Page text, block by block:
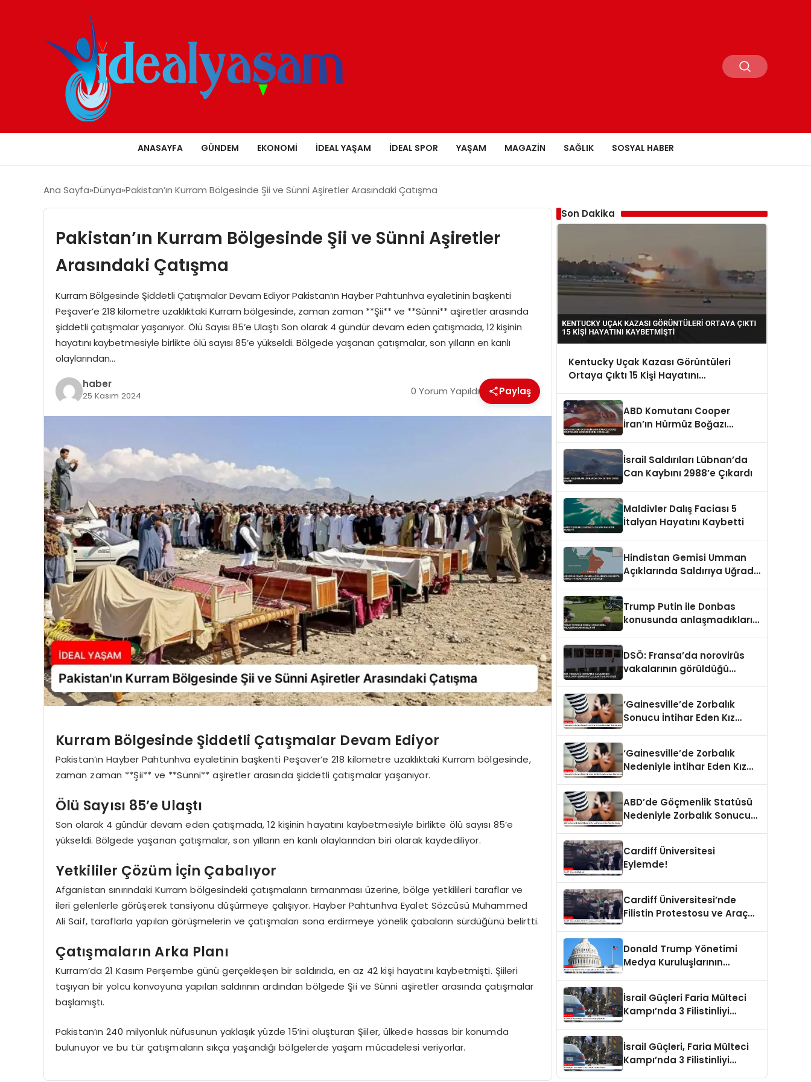
ANASAYFA GÜNDEM EKONOMI İDEAL YAŞAM İDEAL SPOR YAŞAM MAGAZIN SAĞLIK SOSYAL HABER
Ana Sayfa Dünya Pakistan’ın Kurram Bölgesinde Şii ve Sünni Aşiretler Arasındaki Çatışma
Pakistan’ın Kurram Bölgesinde Şii ve Sünni Aşiretler
Arasındaki Çatışma
Kurram Bölgesinde Şiddetli Çatışmalar Devam Ediyor Pakistan’ın Hayber Pahtunhva eyaletinin başkenti
Peşaver’e 218 kilometre uzaklıktaki Kurram bölgesinde, zaman zaman **Şii** ve **Sünni** aşiretler arasında
şiddetli çatışmalar yaşanıyor. Ölü Sayısı 85’e Ulaştı Son olarak 4 gündür devam eden çatışmada, 12 kişinin
hayatını kaybetmesiyle birlikte ölü sayısı 85’e yükseldi. Bölgede yaşanan çatışmalar, son yılların en kanlı
olaylarından…
haber
25 Kasım 2024 0 Yorum Yapıldı Paylaş
Kurram Bölgesinde Şiddetli Çatışmalar Devam Ediyor
Pakistan’ın Hayber Pahtunhva eyaletinin başkenti Peşaver’e 218 kilometre uzaklıktaki Kurram bölgesinde,
zaman zaman **Şii** ve **Sünni** aşiretler arasında şiddetli çatışmalar yaşanıyor.
Ölü Sayısı 85’e Ulaştı
Son olarak 4 gündür devam eden çatışmada, 12 kişinin hayatını kaybetmesiyle birlikte ölü sayısı 85’e
yükseldi. Bölgede yaşanan çatışmalar, son yılların en kanlı olaylarından biri olarak kaydediliyor.
Yetkililer Çözüm İçin Çabalıyor
Afganistan sınırındaki Kurram bölgesindeki çatışmaların tırmanması üzerine, bölge yetkilileri taraflar ve
ileri gelenlerle görüşerek tansiyonu düşürmeye çalışıyor. Hayber Pahtunhva Eyalet Sözcüsü Muhammed
Ali Saif, taraflarla yapılan görüşmelerin ve çatışmaları sona erdirmeye yönelik çabaların sürdüğünü belirtti.
Çatışmaların Arka Planı
Kurram’da 21 Kasım Perşembe günü gerçekleşen bir saldırıda, en az 42 kişi hayatını kaybetmişti. Şiileri
taşıyan bir yolcu konvoyuna yapılan saldırının ardından bölgede Şii ve Sünni aşiretler arasında çatışmalar
başlamıştı.
Pakistan’ın 240 milyonluk nüfusunun yaklaşık yüzde 15’ini oluşturan Şiiler, ülkede hassas bir konumda
bulunuyor ve bu tür çatışmaların sıkça yaşandığı bölgelerde yaşam mücadelesi veriyorlar.
Son Dakika
Kentucky Uçak Kazası Görüntüleri
Ortaya Çıktı 15 Kişi Hayatını
ABD Komutanı Cooper
İran’ın Hürmüz Boğazı
İsrail Saldırıları Lübnan’da
Can Kaybını 2988’e Çıkardı
Maldivler Dalış Faciası 5
İtalyan Hayatını Kaybetti
Hindistan Gemisi Umman
Açıklarında Saldırıya Uğradı
Trump Putin ile Donbas
konusunda anlaşmadıklarını
DSÖ: Fransa’da norovirüs
vakalarının görüldüğü
‘Gainesville’de Zorbalık
Sonucu İntihar Eden Kız
‘Gainesville’de Zorbalık
Nedeniyle İntihar Eden Kız
ABD’de Göçmenlik Statüsü
Nedeniyle Zorbalık Sonucu
Cardiff Üniversitesi
Eylemde!
Cardiff Üniversitesi’nde
Filistin Protestosu ve Araç
Donald Trump Yönetimi
Medya Kuruluşlarının
İsrail Güçleri Faria Mülteci
Kampı’nda 3 Filistinliyi
İsrail Güçleri, Faria Mülteci
Kampı’nda 3 Filistinliyi